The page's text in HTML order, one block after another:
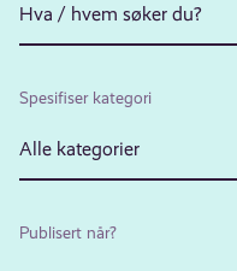
Spesifiser kategori
Alle kategorier
Publisert når?